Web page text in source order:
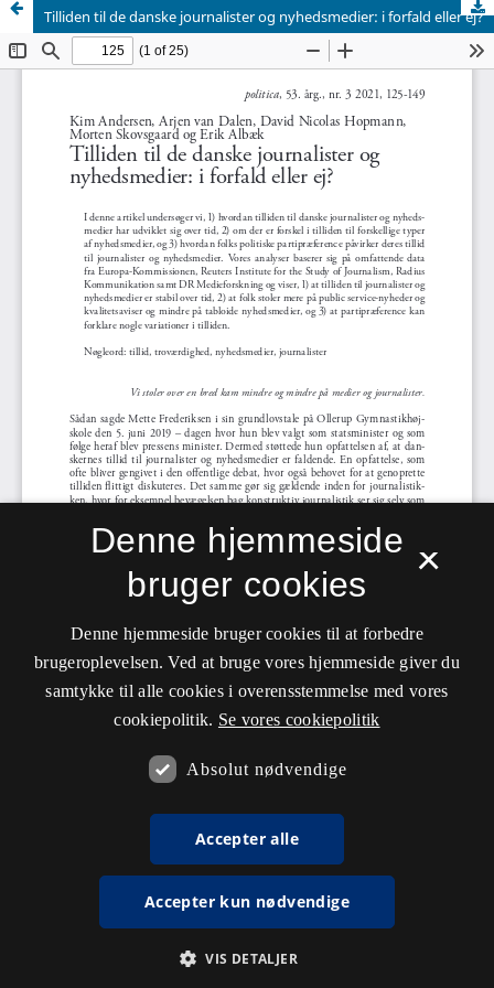
Tilliden til de danske journalister og nyhedsmedier: i forfald eller ej?
×
Denne hjemmeside
bruger cookies
Denne hjemmeside bruger cookies til at forbedre
brugeroplevelsen. Ved at bruge vores hjemmeside giver du
samtykke til alle cookies i overensstemmelse med vores
cookiepolitik. Se vores cookiepolitik
Absolut nødvendige
Accepter alle
Accepter kun nødvendige
VIS DETALJER